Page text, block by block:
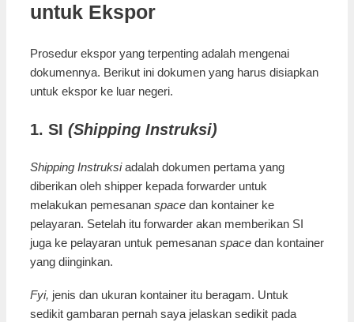
untuk Ekspor
Prosedur ekspor yang terpenting adalah mengenai
dokumennya. Berikut ini dokumen yang harus disiapkan
untuk ekspor ke luar negeri.
1. SI (Shipping Instruksi)
Shipping Instruksiadalah dokumen pertama yang
diberikan oleh shipper kepada forwarder untuk
melakukan pemesanan space dan kontainer ke
pelayaran. Setelah itu forwarder akan memberikan SI
juga ke pelayaran untuk pemesanan space dan kontainer
yang diinginkan.
Fyi, jenis dan ukuran kontainer itu beragam. Untuk
sedikit gambaran pernah saya jelaskan sedikit pada